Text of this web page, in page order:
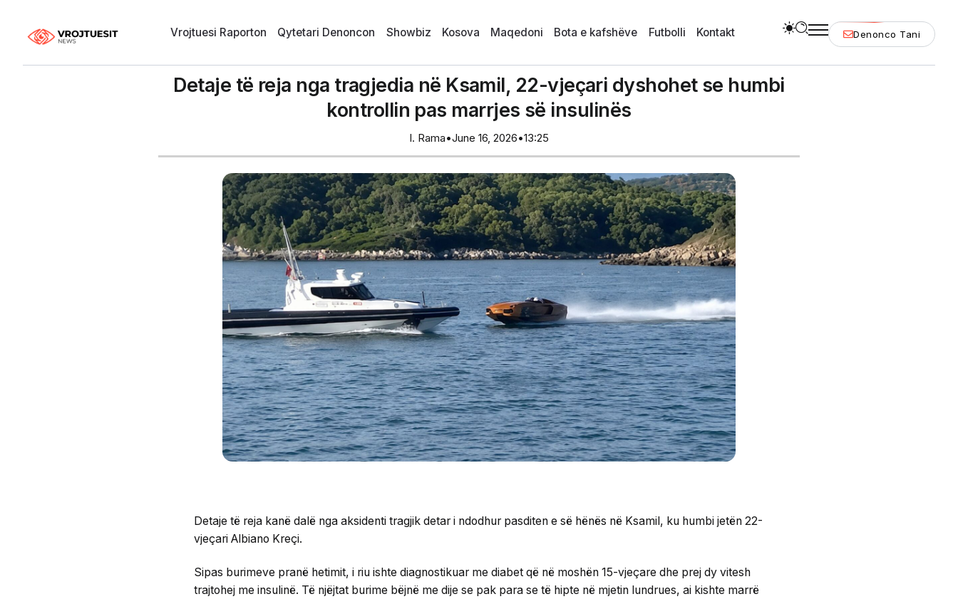
Vrojtuesi Raporton Qytetari Denoncon Showbiz Kosova Maqedoni Bota e kafshëve Futbolli Kontakt Denonco Tani
Detaje të reja nga tragjedia në Ksamil, 22-vjeçari dyshohet se humbi
kontrollin pas marrjes së insulinës
I. Rama•June 16, 2026•13:25
Detaje të reja kanë dalë nga aksidenti tragjik detar i ndodhur pasditen e së hënës në Ksamil, ku humbi jetën 22-
vjeçari Albiano Kreçi.
Sipas burimeve pranë hetimit, i riu ishte diagnostikuar me diabet që në moshën 15-vjeçare dhe prej dy vitesh
trajtohej me insulinë. Të njëjtat burime bëjnë me dije se pak para se të hipte në mjetin lundrues, ai kishte marrë